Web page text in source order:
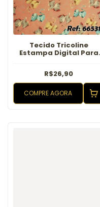
Tecido Tricoline
Estampa Digital Para
R$26,90
COMPRE AGORA